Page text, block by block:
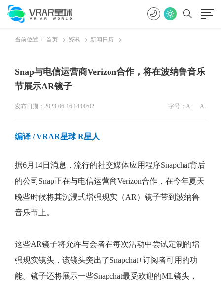
当前位置： 首页 资讯 新闻日历
Snap与电信运营商Verizon合作，将在波纳鲁音乐
节展示AR镜子
发布日期：2023-06-16 14:00:02 字号： A+ A-
编译 / VRAR星球 R星人
据6月14日消息，流行的社交媒体应用程序Snapchat背后
的公司Snap正在与电信运营商Verizon合作，在今年夏天
晚些时候将其沉浸式增强现实（AR）镜子带到波纳鲁
音乐节上。
这些AR镜子将允许与会者在每次活动中尝试定制的增
强现实镜头，该镜头突出了Snapchat+订阅者可用的功
能。镜子还将展示一些Snapchat最受欢迎的ML镜头，